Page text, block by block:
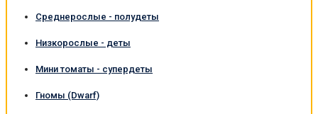
Среднерослые - полудеты
Низкорослые - деты
Мини томаты - супердеты
Гномы (Dwarf)